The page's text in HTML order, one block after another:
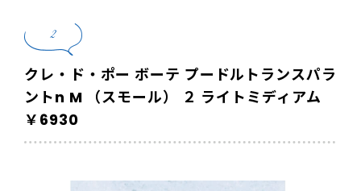
2
クレ・ド・ポー ボーテ プードルトランスパラ
ントn M （スモール） ２ ライトミディアム
￥6930